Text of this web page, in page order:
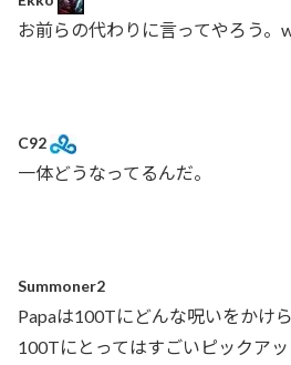
お前らの代わりに言ってやろう。
C92
一体どうなってるんだ。
Summoner2
Papaは100Tにどんな呪いをかけ
100Tにとってはすごいピックア